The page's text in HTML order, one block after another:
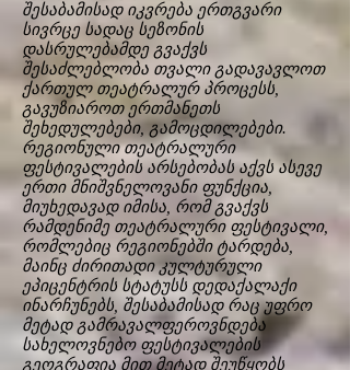
შესაბამისად იკვრება ერთგვარი
სივრცე სადაც სეზონის
დასრულებამდე გვაქვს
შესაძლებლობა თვალი გადავავლოთ
ქართულ თეატრალურ პროცესს,
გავუზიაროთ ერთმანეთს
შეხედულებები, გამოცდილებები.
რეგიონული თეატრალური
ფესტივალების არსებობას აქვს ასევე
ერთი მნიშვნელოვანი ფუნქცია,
მიუხედავად იმისა, რომ გვაქვს
რამდენიმე თეატრალური ფესტივალი,
რომლებიც რეგიონებში ტარდება,
მაინც ძირითადი კულტურული
ეპიცენტრის სტატუსს დედაქალაქი
ინარჩუნებს, შესაბამისად რაც უფრო
მეტად გამრავალფეროვნდება
სახელოვნებო ფესტივალების
გეოგრაფია მით მეტად შეუწყობს